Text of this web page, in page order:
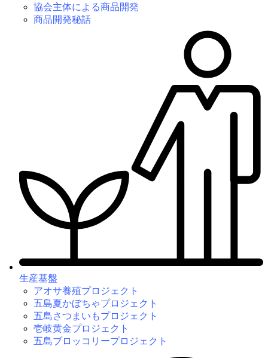
協会主体による商品開発
商品開発秘話
生産基盤
アオサ養殖プロジェクト
五島夏かぼちゃプロジェクト
五島さつまいもプロジェクト
壱岐黄金プロジェクト
五島ブロッコリープロジェクト